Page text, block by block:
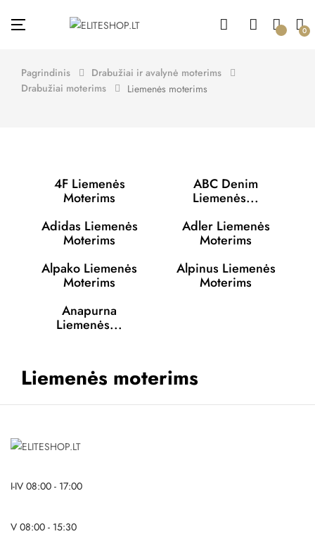
Toggle
☰ 0
Pagrindinis
Drabužiai ir avalynė moterims
Drabužiai moterims
Liemenės moterims
4F Liemenės
Moterims
ABC Denim
Liemenės...
Adidas Liemenės
Moterims
Adler Liemenės
Moterims
Alpako Liemenės
Moterims
Alpinus Liemenės
Moterims
Anapurna
Liemenės...
Liemenės moterims
I-IV 08:00 - 17:00
V 08:00 - 15:30